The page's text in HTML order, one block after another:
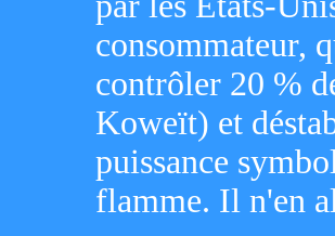
consommateur,
contrôler 20 %
Koweït) et
puissance
flamme. Il n'en